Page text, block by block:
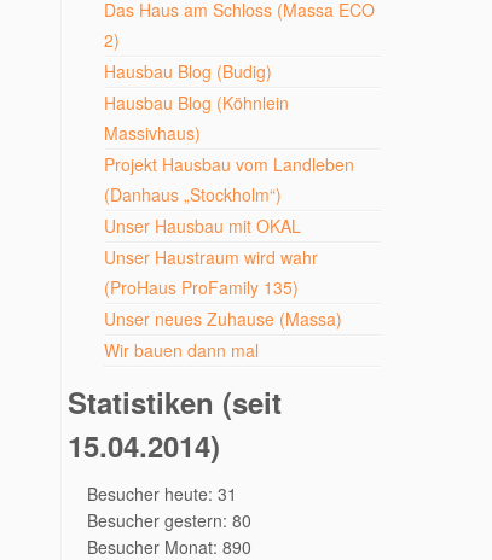
Das Haus am Schloss (Massa ECO
2)
Hausbau Blog (Budig)
Hausbau Blog (Köhnlein
Massivhaus)
Projekt Hausbau vom Landleben
(Danhaus „Stockholm“)
Unser Hausbau mit OKAL
Unser Haustraum wird wahr
(ProHaus ProFamily 135)
Unser neues Zuhause (Massa)
Wir bauen dann mal
Statistiken (seit
15.04.2014)
Besucher heute: 31
Besucher gestern: 80
Besucher Monat: 890